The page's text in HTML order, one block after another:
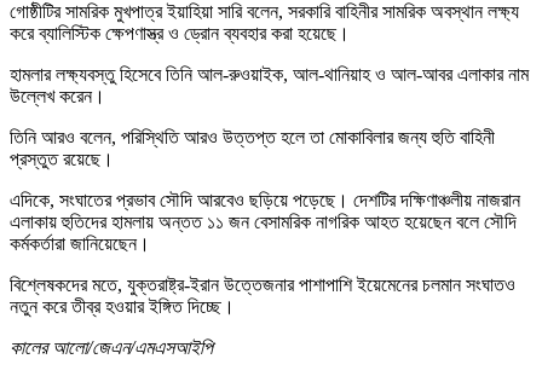
গোষ্ঠীটির সামরিক মুখপাত্র ইয়াহিয়া সারি বলেন, সরকারি বাহিনীর সামরিক অবস্থান লক্ষ্য
করে ব্যালিস্টিক ক্ষেপণাস্ত্র ও ড্রোন ব্যবহার করা হয়েছে।
হামলার লক্ষ্যবস্তু হিসেবে তিনি আল-রুওয়াইক, আল-থানিয়াহ ও আল-আবর এলাকার নাম
উল্লেখ করেন।
তিনি আরও বলেন, পরিস্থিতি আরও উত্তপ্ত হলে তা মোকাবিলার জন্য হুতি বাহিনী
প্রস্তুত রয়েছে।
এদিকে, সংঘাতের প্রভাব সৌদি আরবেও ছড়িয়ে পড়েছে। দেশটির দক্ষিণাঞ্চলীয় নাজরান
এলাকায় হুতিদের হামলায় অন্তত ১১ জন বেসামরিক নাগরিক আহত হয়েছেন বলে সৌদি
কর্মকর্তারা জানিয়েছেন।
বিশ্লেষকদের মতে, যুক্তরাষ্ট্র-ইরান উত্তেজনার পাশাপাশি ইয়েমেনের চলমান সংঘাতও
নতুন করে তীব্র হওয়ার ইঙ্গিত দিচ্ছে।
কালের আলো/জেএন/এমএসআইপি